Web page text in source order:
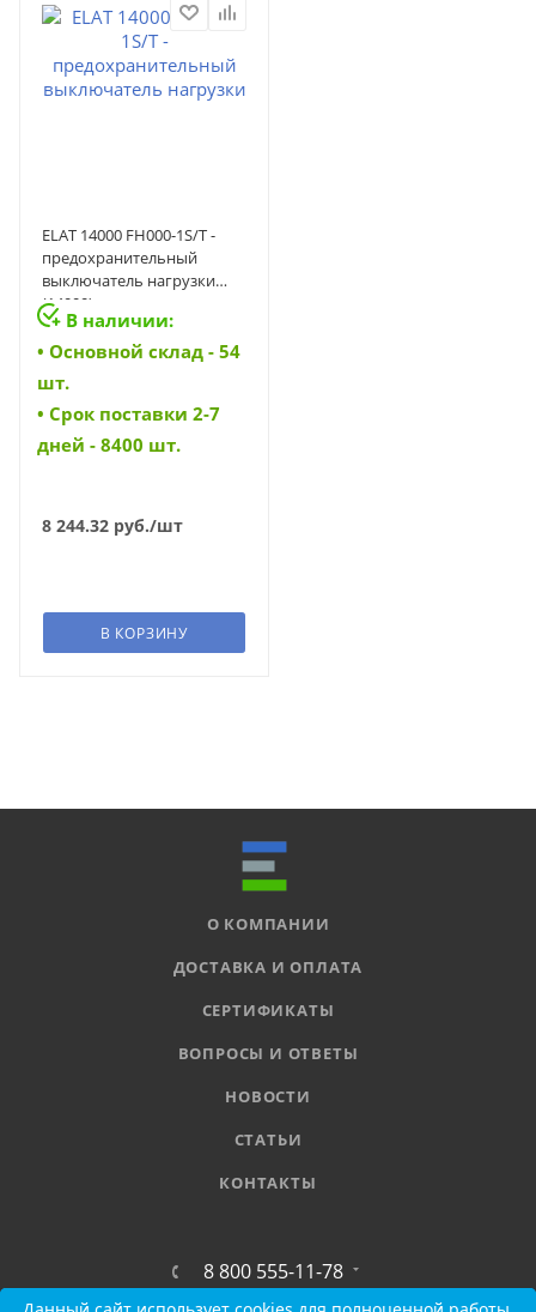
ELAT 14000 FH000-1S/T -
предохранительный
выключатель нагрузки
(14000)
В наличии:
• Основной склад - 54
шт.
• Cрок поставки 2-7
дней - 8400 шт.
8 244.32 руб./шт
В КОРЗИНУ
О КОМПАНИИ
ДОСТАВКА И ОПЛАТА
СЕРТИФИКАТЫ
ВОПРОСЫ И ОТВЕТЫ
НОВОСТИ
СТАТЬИ
КОНТАКТЫ
8 800 555-11-78